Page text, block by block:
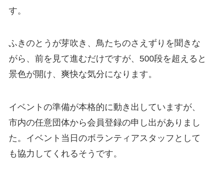
す。
ふきのとうが芽吹き、鳥たちのさえずりを聞きな
がら、前を見て進むだけですが、500段を超えると
景色が開け、爽快な気分になります。
イベントの準備が本格的に動き出していますが、
市内の任意団体から会員登録の申し出がありまし
た。イベント当日のボランティアスタッフとして
も協力してくれるそうです。